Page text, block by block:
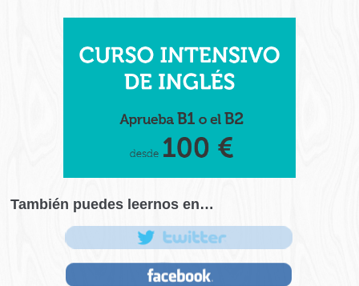
También puedes leernos en…